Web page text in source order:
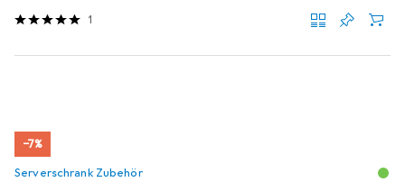
1
−7%
Serverschrank Zubehör